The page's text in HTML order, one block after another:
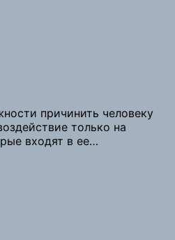
причинить человеку
только на
входят в ее…